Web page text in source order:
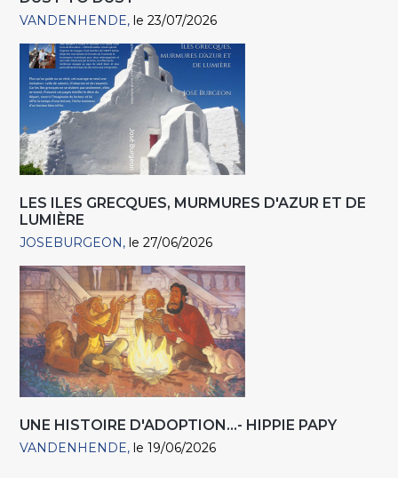
VANDENHENDE le 23/07/2026
LES ILES GRECQUES, MURMURES D'AZUR ET DE
LUMIÈRE
JOSEBURGEON le 27/06/2026
UNE HISTOIRE D'ADOPTION...- HIPPIE PAPY
VANDENHENDE le 19/06/2026